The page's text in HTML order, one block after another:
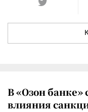
В «Озон банке»
влияния